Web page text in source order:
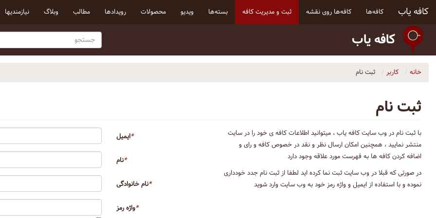
کافه یاب کافه‌ها کافه‌ها روی نقشه ثبت و مدیریت کافه بسته‌ها ویدیو محصولات رویداد‌ها مطالب وبلاگ نیازمندیها
کافه یاب
خانه کاربر ثبت نام
ثبت نام
با ثبت نام در وب سایت کافه یاب ، میتوانید اطلاعات کافه ی خود را در سایت
منتشر نمایید ، همچنین امکان ارسال نظر و نقد در خصوص کافه و رای و
اضافه کردن کافه ها به فهرست مورد علاقه وجود دارد
در صورتی که قبلا در وب سایت ثبت نما کرده اید لطفا از ثبت نام جدد خودداری
نموده و با استفاده از ایمیل و واژه رمز خود به وب سایت وارد شوید
*ایمیل
*نام
*نام خانوادگی
*واژه رمز